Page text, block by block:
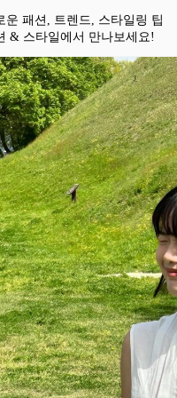
운 패션, 트렌드, 스타일링 팁
& 스타일에서 만나보세요!